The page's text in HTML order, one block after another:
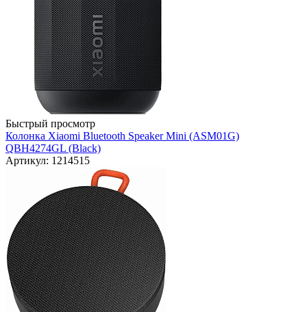
Быстрый просмотр
Колонка Xiaomi Bluetooth Speaker Mini (ASM01G)
QBH4274GL (Black)
Артикул: 1214515